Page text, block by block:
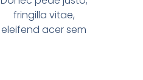
fringilla vitae,
eleifend acer sem